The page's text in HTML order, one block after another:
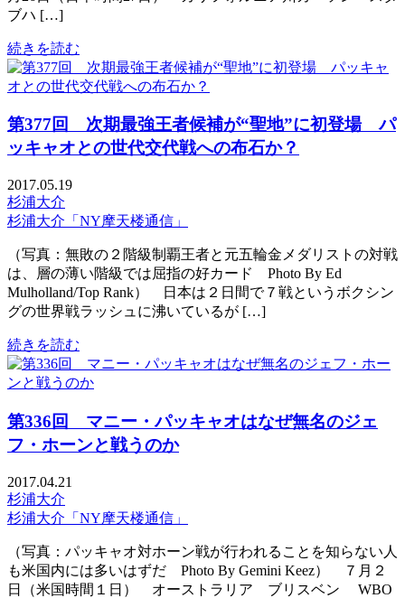
ブハ […]
続きを読む
第377回 次期最強王者候補が“聖地”に初登場 パ
ッキャオとの世代交代戦への布石か？
2017.05.19
杉浦大介
杉浦大介「NY摩天楼通信」
（写真：無敗の２階級制覇王者と元五輪金メダリストの対戦
は、層の薄い階級では屈指の好カード Photo By Ed
Mulholland/Top Rank） 日本は２日間で７戦というボクシン
グの世界戦ラッシュに沸いているが […]
続きを読む
第336回 マニー・パッキャオはなぜ無名のジェ
フ・ホーンと戦うのか
2017.04.21
杉浦大介
杉浦大介「NY摩天楼通信」
（写真：パッキャオ対ホーン戦が行われることを知らない人
も米国内には多いはずだ Photo By Gemini Keez） ７月２
日（米国時間１日） オーストラリア ブリスベン WBO